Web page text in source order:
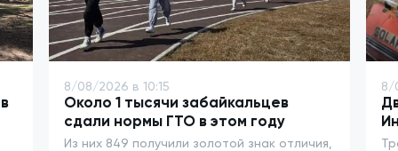
8/08/2026 в 10:15
Около 1 тысячи забайкальцев
сдали нормы ГТО в этом году
Из них 849 получили золотой знак отличия,
8/